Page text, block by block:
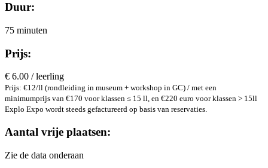
Duur:
75 minuten
Prijs:
€ 6.00 / leerling
Prijs: €12/ll (rondleiding in museum + workshop in GC) / met een
minimumprijs van €170 voor klassen ≤ 15 ll, en €220 euro voor klassen > 15ll
Explo Expo wordt steeds gefactureerd op basis van reservaties.
Aantal vrije plaatsen:
Zie de data onderaan